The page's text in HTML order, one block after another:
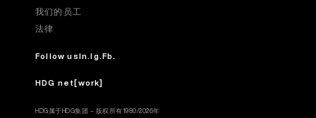
我们的员工
法律
Follow usIn.Ig.Fb.
HDG net[work]
HDG属于HDG集团 – 版权所有1980/2026年